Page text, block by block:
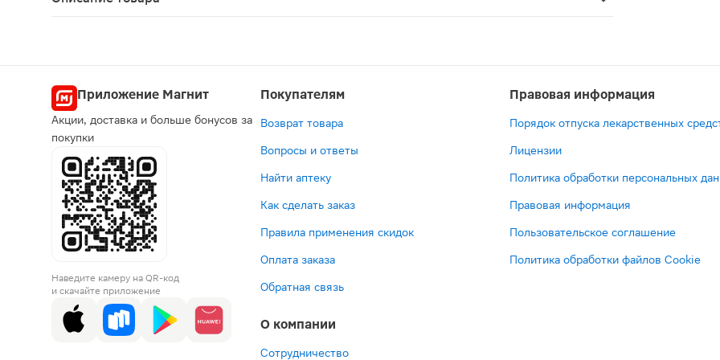
Приложение Магнит
Акции, доставка и больше бонусов за
покупки
Наведите камеру на QR-код
и скачайте приложение
Покупателям
Возврат товара
Вопросы и ответы
Найти аптеку
Как сделать заказ
Правила применения скидок
Оплата заказа
Обратная связь
О компании
Сотрудничество
Правовая информация
Порядок отпуска лекарственных
Лицензии
Политика обработки персональных
Правовая информация
Пользовательское соглашение
Политика обработки файлов Cookie